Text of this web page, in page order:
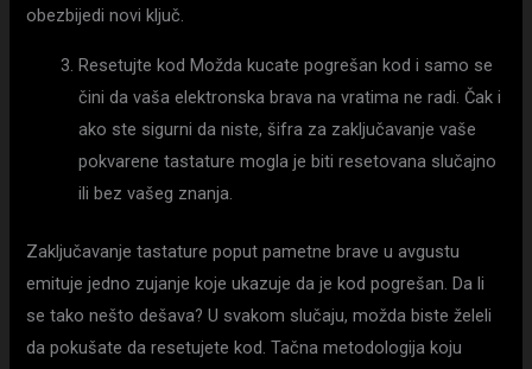
obezbijedi novi ključ.
Resetujte kod Možda kucate pogrešan kod i samo se
čini da vaša elektronska brava na vratima ne radi. Čak i
ako ste sigurni da niste, šifra za zaključavanje vaše
pokvarene tastature mogla je biti resetovana slučajno
ili bez vašeg znanja.
Zaključavanje tastature poput pametne brave u avgustu
emituje jedno zujanje koje ukazuje da je kod pogrešan. Da li
se tako nešto dešava? U svakom slučaju, možda biste želeli
da pokušate da resetujete kod. Tačna metodologija koju